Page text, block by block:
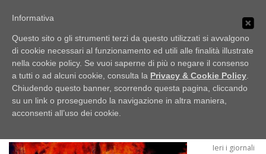
PUBBLICI IMBROGLIONI Menu
HOME LO SCAFFALE NOTIZIE
UFFICIO STAMPA
Di boschi e di piromani
PUBBLICATO IL01/04/2019DIG. AYROLDI
Ieri i giornali
Informativa
Questo sito o gli strumenti terzi da questo utilizzati si avvalgono
di cookie necessari al funzionamento ed utili alle finalità illustrate
nella cookie policy. Se vuoi saperne di più o negare il consenso
a tutti o ad alcuni cookie, consulta la Privacy & Cookie Policy
Chiudendo questo banner, scorrendo questa pagina, cliccando
su un link o proseguendo la navigazione in altra maniera,
acconsenti all’uso dei cookie.